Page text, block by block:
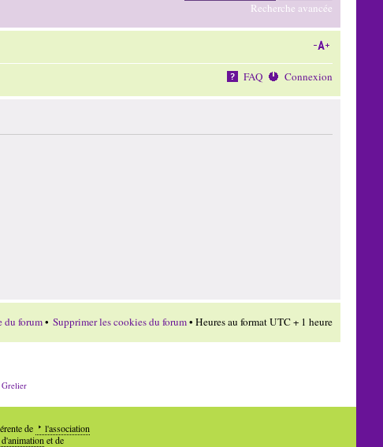
Recherche avancée
FAQ Connexion
du forum• Supprimer les cookies du forum• Heures au format UTC + 1 heure
Grelier
de
l'association
et de